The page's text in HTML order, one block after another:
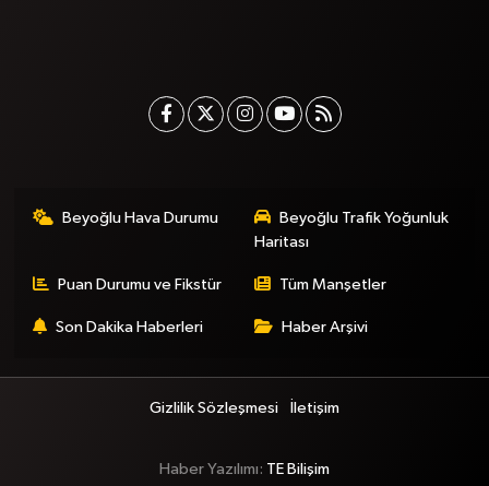
Beyoğlu Hava Durumu
Beyoğlu Trafik Yoğunluk
Haritası
Puan Durumu ve Fikstür Tüm Manşetler
Son Dakika Haberleri Haber Arşivi
Gizlilik Sözleşmesi İletişim
Haber Yazılımı: TE Bilişim